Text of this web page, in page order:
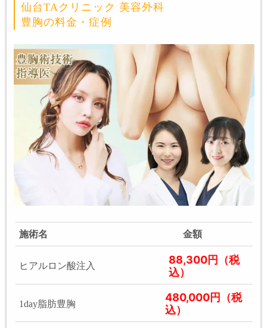
仙台TAクリニック 美容外科
豊胸の料金・症例
施術名 金額
ヒアルロン酸注入
88,300円（税
込）
1day脂肪豊胸
480,000円（税
込）